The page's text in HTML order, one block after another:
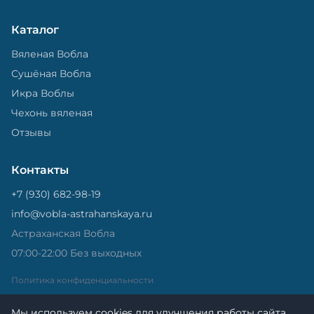
Каталог
Вяленая Вобла
Сушёная Вобла
Икра Воблы
Чехонь вяленая
Отзывы
Контакты
+7 (930) 682-98-19
info@vobla-astrahanskaya.ru
Астраханская Вобла
07:00-22:00 Без выходных
Политика конфиденциальности